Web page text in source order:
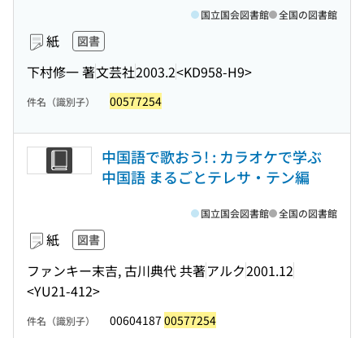
紙 図書
下村修一 著文芸社2003.2<KD958-H9>
国立国会図書館 全国の図書館
件名（識別子） 00577254
中国語で歌おう! : カラオケで学ぶ
中国語 まるごとテレサ・テン編
紙 図書
ファンキー末吉, 古川典代 共著アルク2001.12
<YU21-412>
国立国会図書館 全国の図書館
件名（識別子） 00604187 00577254